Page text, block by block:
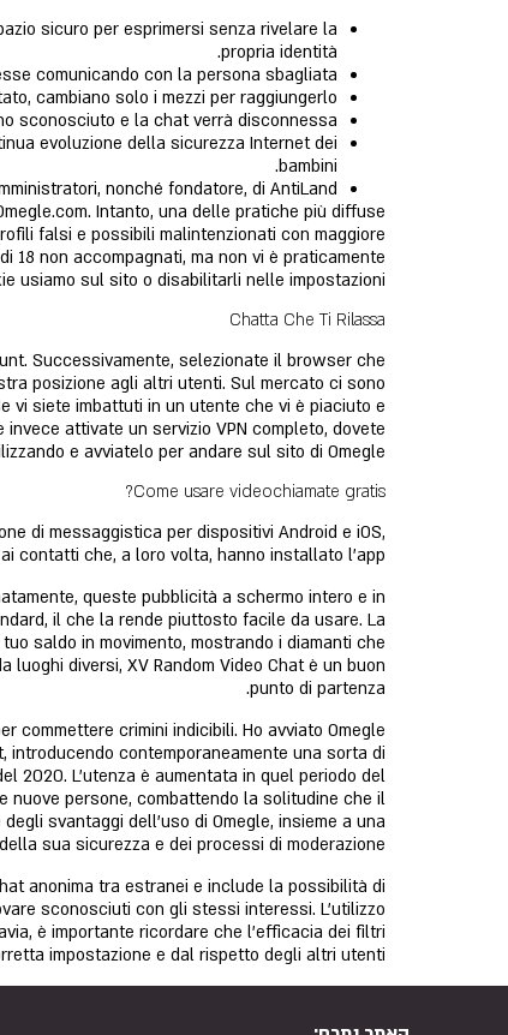
sicuro per esprimersi senza rivelare la
propria identità.
comunicando con la persona sbagliata.
cambiano solo i mezzi per raggiungerlo.
sconosciuto e la chat verrà disconnessa.
evoluzione della sicurezza Internet dei
bambini.
nonché fondatore, di AntiLand.
Intanto, una delle pratiche più diffuse
falsi e possibili malintenzionati con maggiore
18 non accompagnati, ma non vi è praticamente
usiamo sul sito o disabilitarli nelle impostazioni.
Chatta Che Ti Rilassa
Successivamente, selezionate il browser che
posizione agli altri utenti. Sul mercato ci sono
vi siete imbattuti in un utente che vi è piaciuto e
attivate un servizio VPN completo, dovete
e avviatelo per andare sul sito di Omegle.
Come usare videochiamate gratis?
di messaggistica per dispositivi Android e iOS,
contatti che, a loro volta, hanno installato l'app.
queste pubblicità a schermo intero e in
il che la rende piuttosto facile da usare. La
saldo in movimento, mostrando i diamanti che
diversi, XV Random Video Chat è un buon
punto di partenza.
commettere crimini indicibili. Ho avviato Omegle
introducendo contemporaneamente una sorta di
2020. L’utenza è aumentata in quel periodo del
nuove persone, combattendo la solitudine che il
svantaggi dell’uso di Omegle, insieme a una
sua sicurezza e dei processi di moderazione.
anonima tra estranei e include la possibilità di
sconosciuti con gli stessi interessi. L’utilizzo
è importante ricordare che l’efficacia dei filtri
impostazione e dal rispetto degli altri utenti.